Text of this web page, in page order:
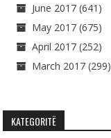
June 2017 (641)
May 2017 (675)
April 2017 (252)
March 2017 (299)
KATEGORITË